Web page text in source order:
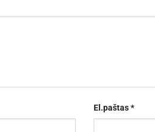
El.paštas*